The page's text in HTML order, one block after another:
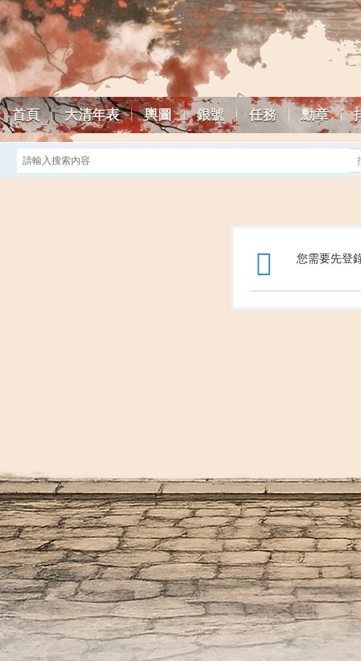
首頁 大清年表 輿圖 銀號 任務 勳章
您需要先登